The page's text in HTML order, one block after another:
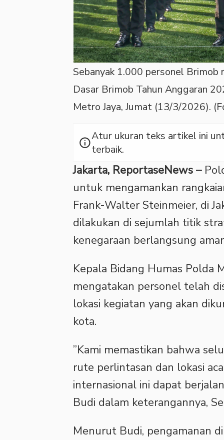
Sebanyak 1.000 personel Brimob
Dasar Brimob Tahun Anggaran
Metro Jaya, Jumat (13/3/2026).
infoAtur ukuran teks artikel ini
terbaik.
Jakarta, ReportaseNews –
untuk mengamankan
Frank-Walter Steinmeier, di
dilakukan di sejumlah titik
kenegaraan berlangsung
‎Kepala Bidang Humas Polda
mengatakan personel telah
lokasi kegiatan yang akan
kota.
‎”Kami memastikan bahwa
rute perlintasan dan lokasi
internasional ini dapat
Budi dalam keterangannya,
‎Menurut Budi, pengamanan